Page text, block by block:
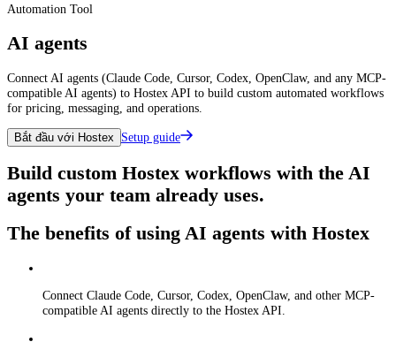
Automation Tool
AI agents
Connect AI agents (Claude Code, Cursor, Codex, OpenClaw, and any MCP-
compatible AI agents) to Hostex API to build custom automated workflows
for pricing, messaging, and operations.
Bắt đầu với Hostex Setup guide
Build custom Hostex workflows with the AI
agents your team already uses.
The benefits of using AI agents with Hostex
Connect Claude Code, Cursor, Codex, OpenClaw, and other MCP-
compatible AI agents directly to the Hostex API.